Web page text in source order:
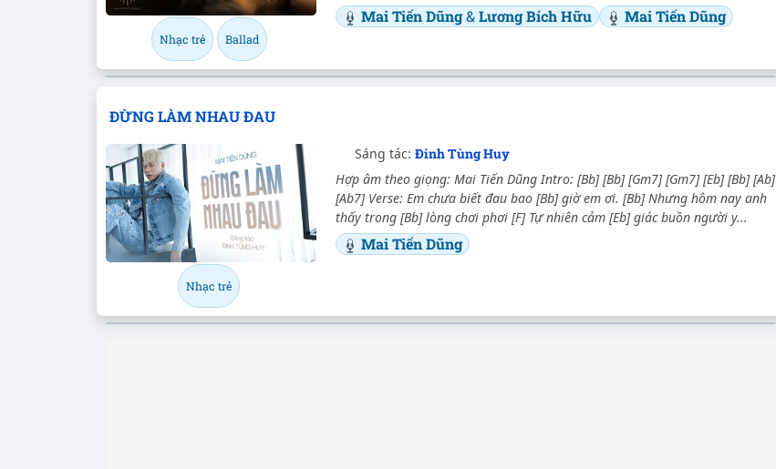
Nhạc trẻ Ballad
Mai Tiến Dũng&Lương Bích Hữu Mai Tiến Dũng
ĐỪNG LÀM NHAU ĐAU
Nhạc trẻ
Sáng tác: Đinh Tùng Huy
Hợp âm theo giọng: Mai Tiến Dũng Intro: [Bb] [Bb] [Gm7] [Gm7] [Eb] [Bb] [Ab]
[Ab7] Verse: Em chưa biết đau bao [Bb] giờ em ơi. [Bb] Nhưng hôm nay anh
thấy trong [Bb] lòng chơi phơi [F] Tự nhiên cảm [Eb] giác buồn người y...
Mai Tiến Dũng